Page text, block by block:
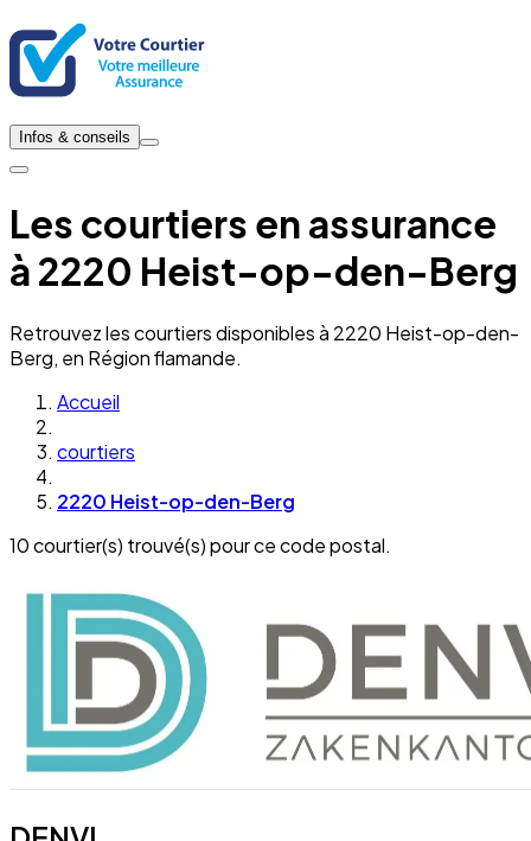
Infos & conseils
Les courtiers en assurance
à 2220 Heist-op-den-Berg
Retrouvez les courtiers disponibles à 2220 Heist-op-den-
Berg, en Région flamande.
Accueil
courtiers
2220 Heist-op-den-Berg
10 courtier(s) trouvé(s) pour ce code postal.